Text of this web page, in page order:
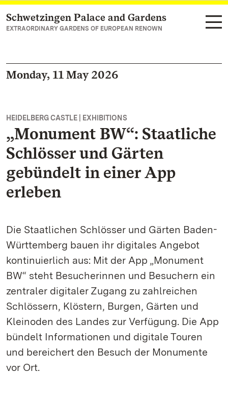
Navigate to main page
Schwetzingen Palace and Gardens
EXTRAORDINARY GARDENS OF EUROPEAN RENOWN
Monday, 11 May 2026
HEIDELBERG CASTLE | EXHIBITIONS
„Monument BW“: Staatliche
Schlösser und Gärten
gebündelt in einer App
erleben
Die Staatlichen Schlösser und Gärten Baden-
Württemberg bauen ihr digitales Angebot
kontinuierlich aus: Mit der App „Monument
BW“ steht Besucherinnen und Besuchern ein
zentraler digitaler Zugang zu zahlreichen
Schlössern, Klöstern, Burgen, Gärten und
Kleinoden des Landes zur Verfügung. Die App
bündelt Informationen und digitale Touren
und bereichert den Besuch der Monumente
vor Ort.